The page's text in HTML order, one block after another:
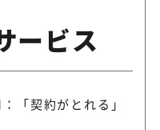
ービス
「契約がとれる」